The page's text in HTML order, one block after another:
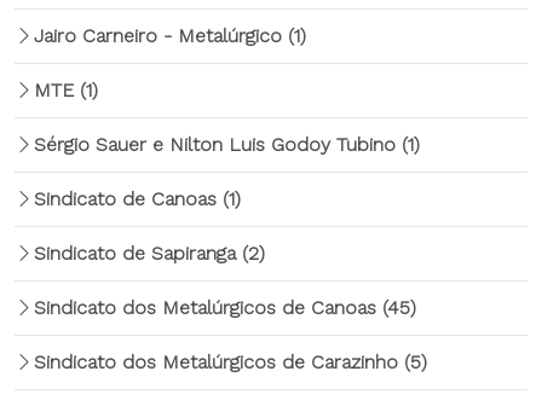
Jairo Carneiro - Metalúrgico (1)
MTE (1)
Sérgio Sauer e Nilton Luis Godoy Tubino (1)
Sindicato de Canoas (1)
Sindicato de Sapiranga (2)
Sindicato dos Metalúrgicos de Canoas (45)
Sindicato dos Metalúrgicos de Carazinho (5)